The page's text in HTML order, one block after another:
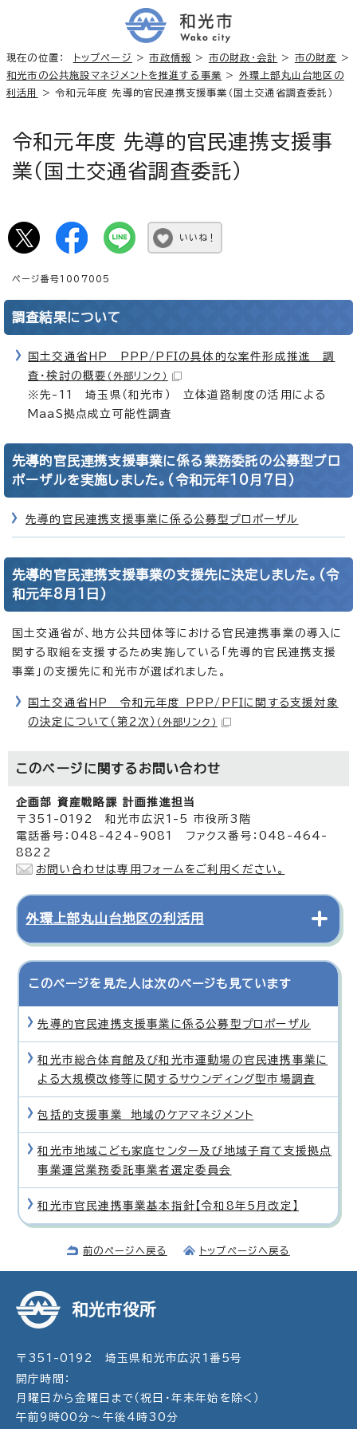
現在の位置： トップページ >市政情報 > 市の財政・会計 > 市の財産
>
和光市の公共施設マネジメントを推進する事業 > 外環上部丸山台地区の
利活用
> 令和元年度 先導的官民連携支援事業（国土交通省調査委託）
令和元年度 先導的官民連携支援事
業（国土交通省調査委託）
いいね！
ページ番号1007005
調査結果について
国土交通省HP PPP/PFIの具体的な案件形成推進 調
査・検討の概要 （外部リンク）
※先-11 埼玉県（和光市） 立体道路制度の活用による
MaaS拠点成立可能性調査
先導的官民連携支援事業に係る業務委託の公募型プロ
ポーザルを実施しました。(令和元年10月7日)
先導的官民連携支援事業に係る公募型プロポーザル
先導的官民連携支援事業の支援先に決定しました。(令
和元年8月1日)
国土交通省が、地方公共団体等における官民連携事業の導入に
関する取組を支援するため実施している「先導的官民連携支援
事業」の支援先に和光市が選ばれました。
国土交通省HP 令和元年度 PPP/PFIに関する支援対象
の決定について（第2次） （外部リンク）
このページに関する お問い合わせ
企画部 資産戦略課 計画推進担当
〒351-0192 和光市広沢1-5 市役所3階
電話番号：048-424-9081 ファクス番号：048-464-
8822
お問い合わせは専用フォームをご利用ください。
外環上部丸山台地区の利活用
このページを見た人は次のページも見ています
先導的官民連携支援事業に係る公募型プロポーザル
和光市総合体育館及び和光市運動場の官民連携事業に
よる大規模改修等に関するサウンディング型市場調査
包括的支援事業 地域のケアマネジメント
和光市地域こども家庭センター及び地域子育て支援拠点
事業運営業務委託事業者選定委員会
和光市官民連携事業基本指針【令和8年5月改定】
前のページへ戻る トップページへ戻る
和光市役所
〒351-0192 埼玉県和光市広沢1番5号
開庁時間：
月曜日から金曜日まで（祝日・年末年始を除く）
午前9時00分～午後4時30分